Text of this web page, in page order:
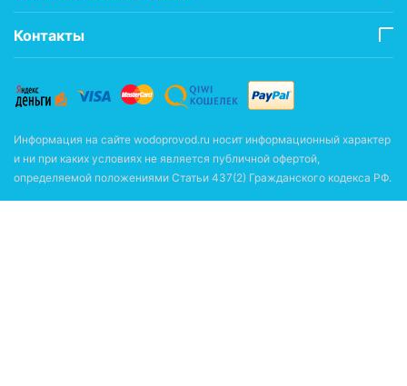
Контакты
Информация на сайте wodoprovod.ru носит информационный характер
и ни при каких условиях не является публичной офертой,
определяемой положениями Статьи 437(2) Гражданского кодекса РФ.